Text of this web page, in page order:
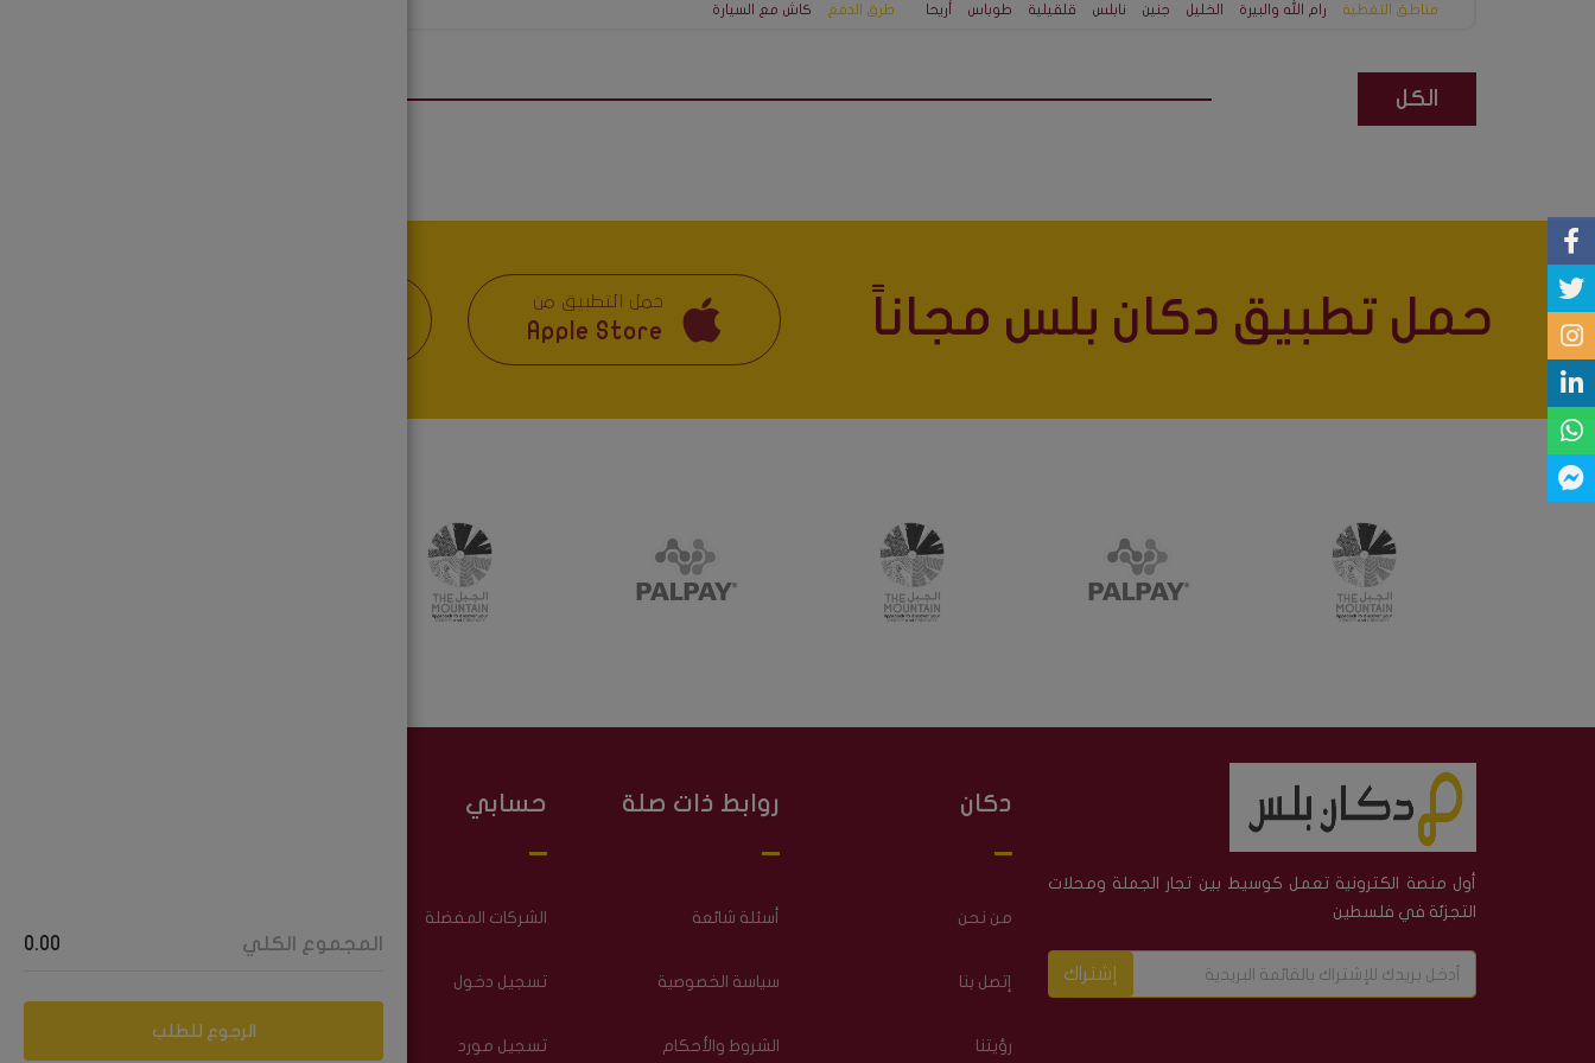
المجموع الكلي 0.00
الرجوع للطلب
مناطق التغطية رام الله والبيرة الخليل جنين نابلس قلقيلية طوباس أريحا طرق الدفع كاش مع السيارة
الكل
حمل تطبيق دكان بلس مجاناً حمل التطبيق من
Apple Store
أول منصة الكترونية تعمل كوسيط بين تجار الجملة ومحلات
التجزئة في فلسطين
إشتراك
دكان
من نحن
إتصل بنا
رؤيتنا
روابط ذات صلة
أسئلة شائعة
سياسة الخصوصية
الشروط والأحكام
حسابي
الشركات المفضلة
تسجيل دخول
تسجيل مورد